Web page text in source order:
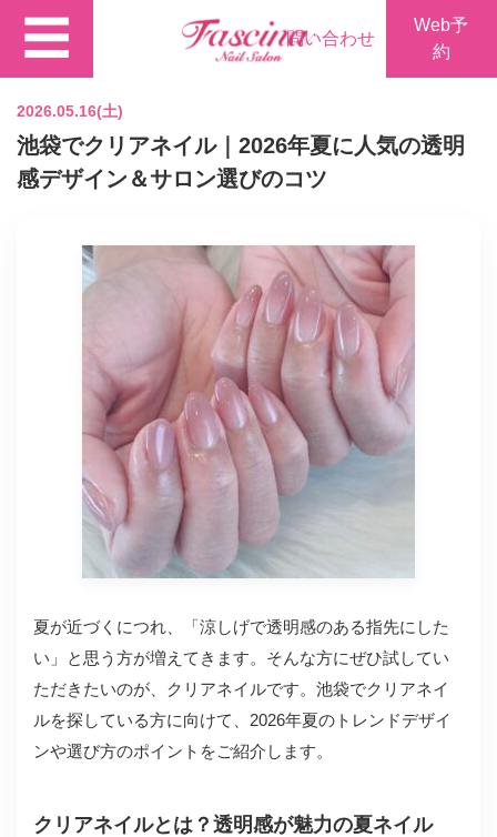
☰ 問い合わせ
Web予
約
2026.05.16(土)
池袋でクリアネイル｜2026年夏に人気の透明
感デザイン＆サロン選びのコツ
夏が近づくにつれ、「涼しげで透明感のある指先にした
い」と思う方が増えてきます。そんな方にぜひ試してい
ただきたいのが、クリアネイルです。池袋でクリアネイ
ルを探している方に向けて、2026年夏のトレンドデザイ
ンや選び方のポイントをご紹介します。
クリアネイルとは？透明感が魅力の夏ネイル